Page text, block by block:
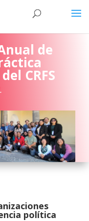
de
CRFS
política